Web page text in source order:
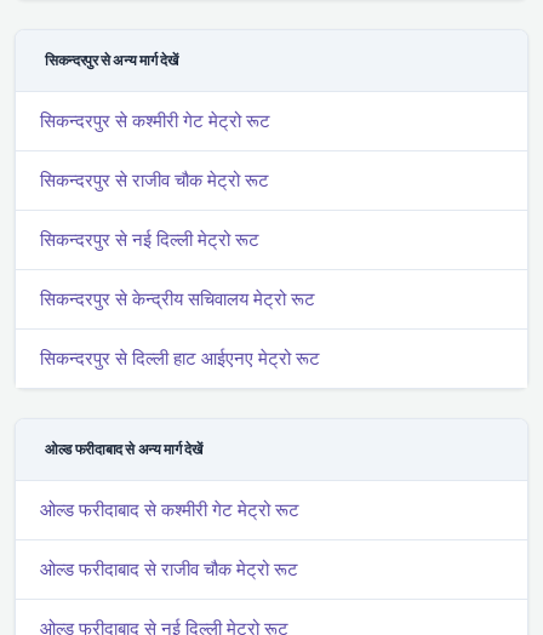
सिकन्दरपुर से अन्य मार्ग देखें
सिकन्दरपुर से कश्मीरी गेट मेट्रो रूट
सिकन्दरपुर से राजीव चौक मेट्रो रूट
सिकन्दरपुर से नई दिल्ली मेट्रो रूट
सिकन्दरपुर से केन्द्रीय सचिवालय मेट्रो रूट
सिकन्दरपुर से दिल्ली हाट आईएनए मेट्रो रूट
ओल्ड फरीदाबाद से अन्य मार्ग देखें
ओल्ड फरीदाबाद से कश्मीरी गेट मेट्रो रूट
ओल्ड फरीदाबाद से राजीव चौक मेट्रो रूट
ओल्ड फरीदाबाद से नई दिल्ली मेट्रो रूट